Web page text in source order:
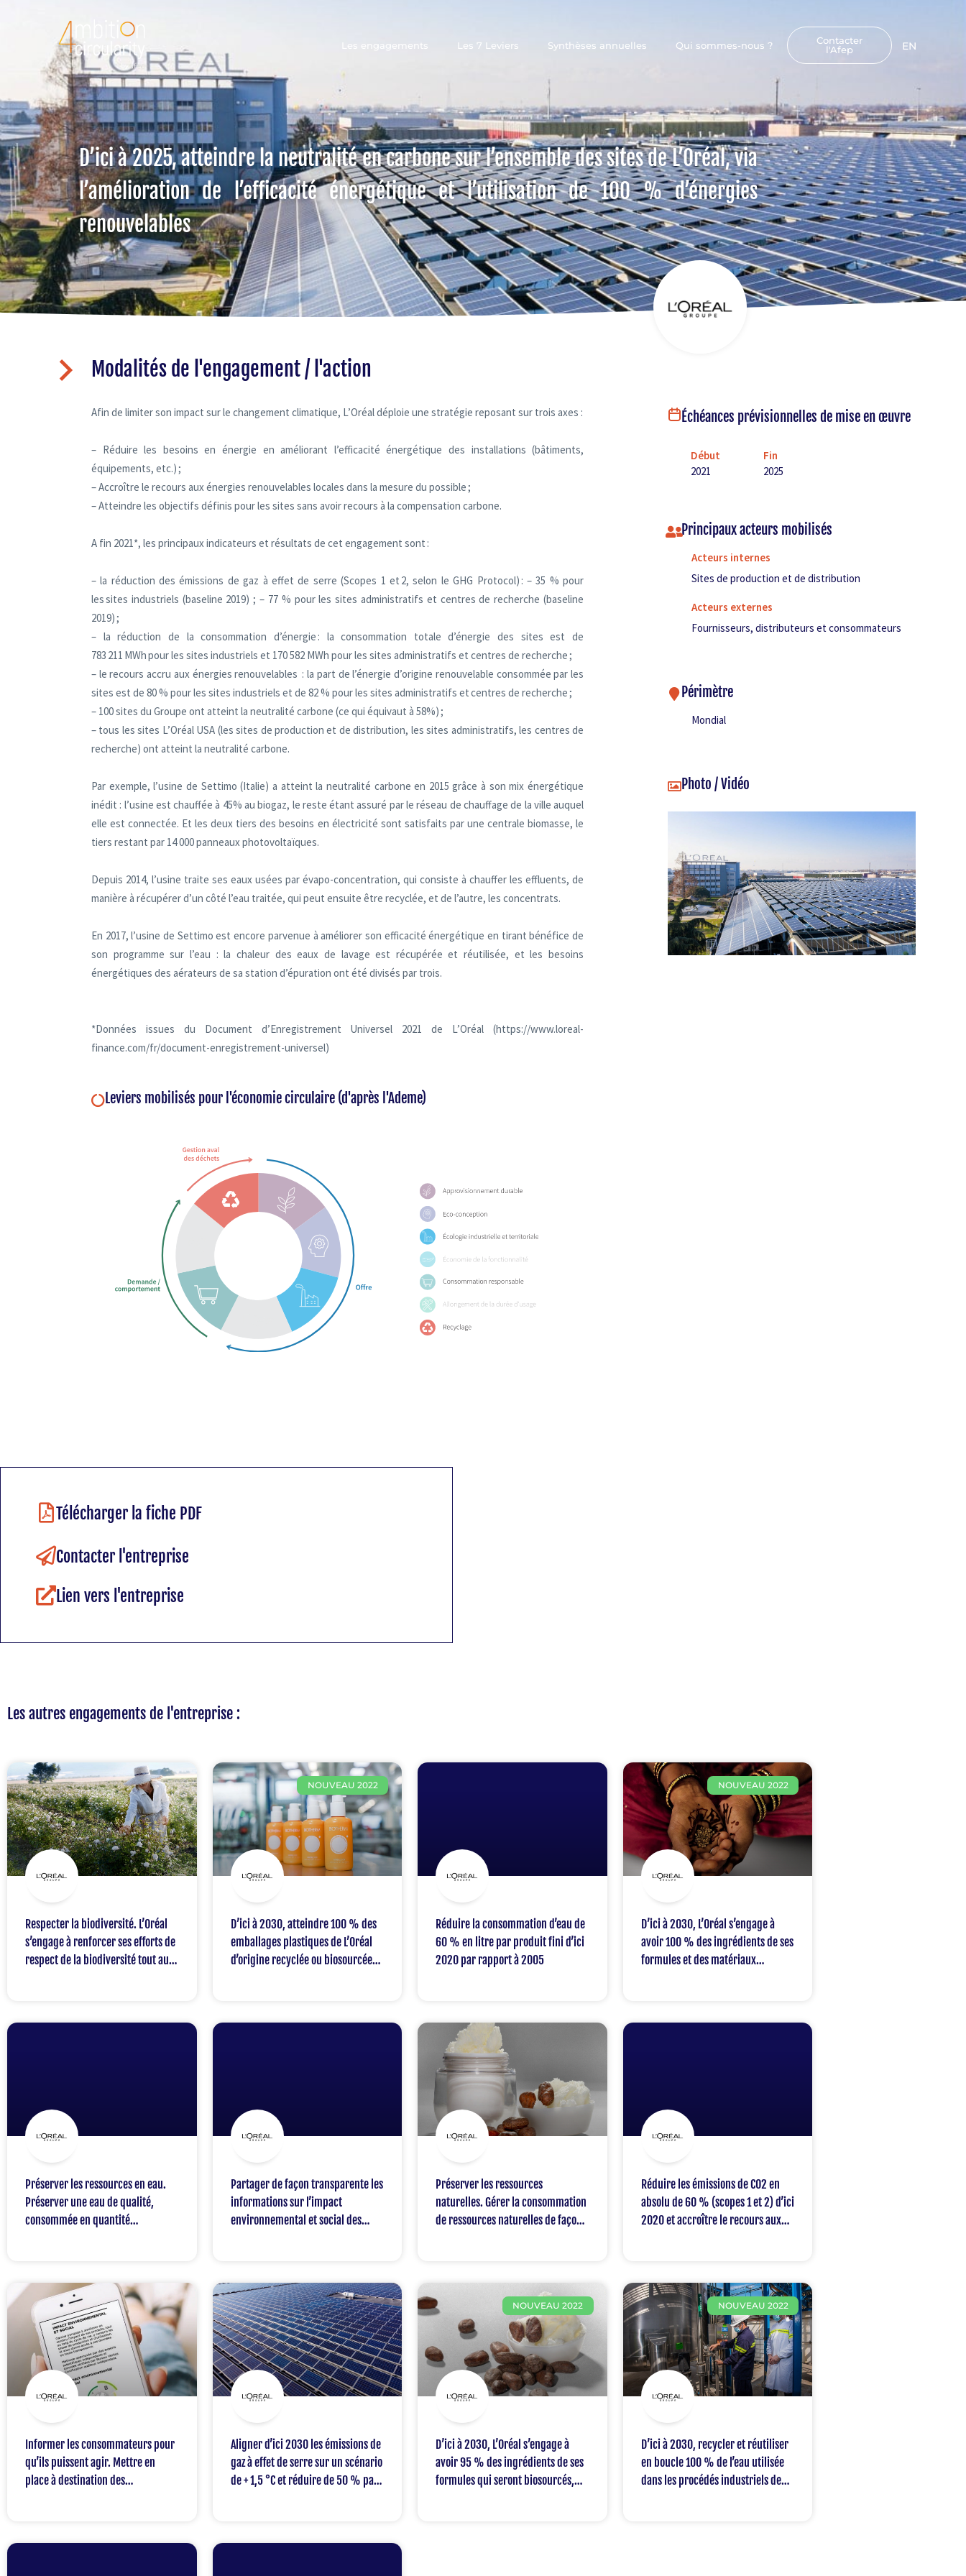
Les engagements Les 7 Leviers Synthèses annuelles Qui sommes-nous ?
Contacter
l'Afep
EN
D’ici à 2025, atteindre la neutralité en carbone sur l’ensemble des sites de L’Oréal, via
l’amélioration de l’efficacité énergétique et l’utilisation de 100 % d’énergies
renouvelables
Modalités de l'engagement / l'action
Afin de limiter son impact sur le changement climatique, L’Oréal déploie une stratégie reposant sur trois axes :
– Réduire les besoins en énergie en améliorant l’efficacité énergétique des installations (bâtiments,
équipements, etc.) ;
– Accroître le recours aux énergies renouvelables locales dans la mesure du possible ;
– Atteindre les objectifs définis pour les sites sans avoir recours à la compensation carbone.
A fin 2021*, les principaux indicateurs et résultats de cet engagement sont :
– la réduction des émissions de gaz à effet de serre (Scopes 1 et 2, selon le GHG Protocol) : – 35 % pour
les sites industriels (baseline 2019) ; – 77 % pour les sites administratifs et centres de recherche (baseline
2019) ;
– la réduction de la consommation d’énergie : la consommation totale d’énergie des sites est de
783 211 MWh pour les sites industriels et 170 582 MWh pour les sites administratifs et centres de recherche ;
– le recours accru aux énergies renouvelables : la part de l’énergie d’origine renouvelable consommée par les
sites est de 80 % pour les sites industriels et de 82 % pour les sites administratifs et centres de recherche ;
– 100 sites du Groupe ont atteint la neutralité carbone (ce qui équivaut à 58%) ;
– tous les sites L’Oréal USA (les sites de production et de distribution, les sites administratifs, les centres de
recherche) ont atteint la neutralité carbone.
Par exemple, l’usine de Settimo (Italie) a atteint la neutralité carbone en 2015 grâce à son mix énergétique
inédit : l’usine est chauffée à 45% au biogaz, le reste étant assuré par le réseau de chauffage de la ville auquel
elle est connectée. Et les deux tiers des besoins en électricité sont satisfaits par une centrale biomasse, le
tiers restant par 14 000 panneaux photovoltaïques.
Depuis 2014, l’usine traite ses eaux usées par évapo-concentration, qui consiste à chauffer les effluents, de
manière à récupérer d’un côté l’eau traitée, qui peut ensuite être recyclée, et de l’autre, les concentrats.
En 2017, l’usine de Settimo est encore parvenue à améliorer son efficacité énergétique en tirant bénéfice de
son programme sur l’eau : la chaleur des eaux de lavage est récupérée et réutilisée, et les besoins
énergétiques des aérateurs de sa station d’épuration ont été divisés par trois.
*Données issues du Document d’Enregistrement Universel 2021 de L’Oréal (https://www.loreal-
finance.com/fr/document-enregistrement-universel)
Leviers mobilisés pour l'économie circulaire (d'après l'Ademe)
Échéances prévisionnelles de mise en œuvre
Début
2021
Fin
2025
Principaux acteurs mobilisés
Acteurs internes
Sites de production et de distribution
Acteurs externes
Fournisseurs, distributeurs et consommateurs
Périmètre
Mondial
Photo / Vidéo
Télécharger la fiche PDF
Contacter l'entreprise
Lien vers l'entreprise
Les autres engagements de l'entreprise :
Respecter la biodiversité. L’Oréal
s’engage à renforcer ses efforts de
respect de la biodiversité tout au
celles de ses fournisseurs
(sourcing, packaging et
NOUVEAU 2022
D’ici à 2030, atteindre 100 % des
emballages plastiques de L’Oréal
d’origine recyclée ou biosourcée
Réduire la consommation d’eau de
60 % en litre par produit fini d’ici
2020 par rapport à 2005
NOUVEAU 2022
D’ici à 2030, L’Oréal s’engage à
avoir 100 % des ingrédients de ses
formules et des matériaux
Préserver les ressources en eau.
Préserver une eau de qualité,
consommée en quantité
communautés où L’Oréal est
présent.
Partager de façon transparente les
informations sur l’impact
environnemental et social des
Préserver les ressources
naturelles. Gérer la consommation
de ressources naturelles de façon
Réduire les émissions de CO2 en
absolu de 60 % (scopes 1 et 2) d’ici
2020 et accroître le recours aux
Informer les consommateurs pour
qu’ils puissent agir. Mettre en
place à destination des
Aligner d’ici 2030 les émissions de
gaz à effet de serre sur un scénario
de + 1,5 °C et réduire de 50 % par
NOUVEAU 2022
D’ici à 2030, L’Oréal s’engage à
avoir 95 % des ingrédients de ses
formules qui seront biosourcés,
NOUVEAU 2022
D’ici à 2030, recycler et réutiliser
en boucle 100 % de l’eau utilisée
dans les procédés industriels de